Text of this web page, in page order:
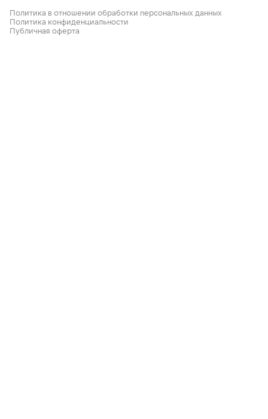
Политика в отношении обработки персональных данных
Политика конфиденциальности
Публичная оферта